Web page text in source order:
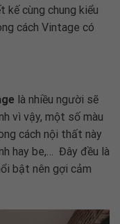
kế cùng chung kiểu
cách Vintage có
là nhiều người sẽ
vì vậy, một số màu
cách nội thất này
hay be,… Đây đều là
bật nên gợi cảm